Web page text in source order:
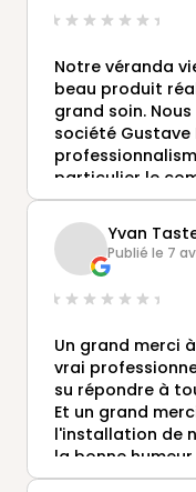
Notre véranda
beau produit
grand soin.
société Gustave
particulier le
l'agence de St
Yvan
Publié le 7
Un grand merci à
vrai
su répondre à
Et un grand
l'installation de
la bonne humeur.
Je recommande